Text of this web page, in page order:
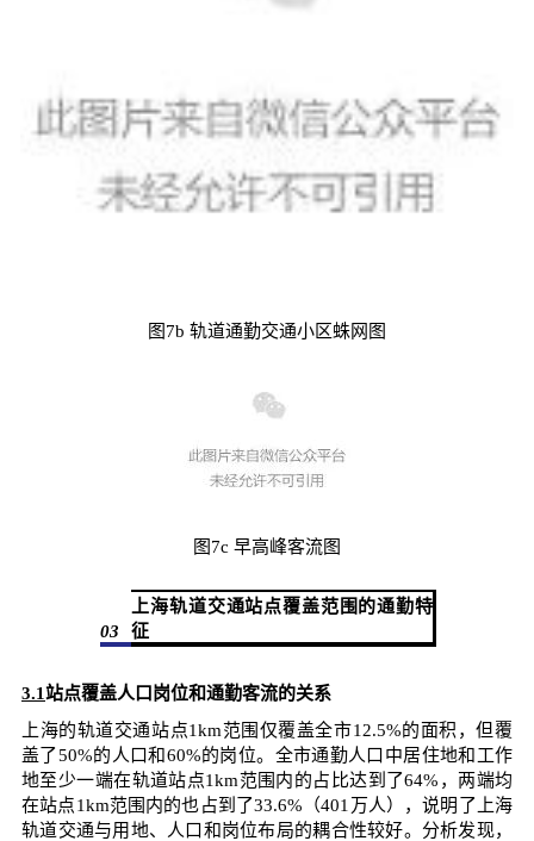
图7b 轨道通勤交通小区蛛网图
图7c 早高峰客流图
03
上海轨道交通站点覆盖范围的通勤特
征
3.1站点覆盖人口岗位和通勤客流的关系
上海的轨道交通站点1km范围仅覆盖全市12.5%的面积，但覆
盖了50%的人口和60%的岗位。全市通勤人口中居住地和工作
地至少一端在轨道站点1km范围内的占比达到了64%，两端均
在站点1km范围内的也占到了33.6%（401万人），说明了上海
轨道交通与用地、人口和岗位布局的耦合性较好。分析发现，